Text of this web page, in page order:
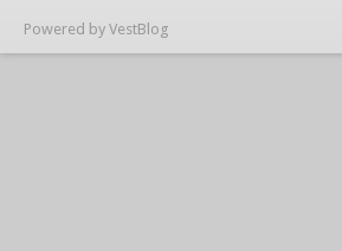
Powered by VestBlog